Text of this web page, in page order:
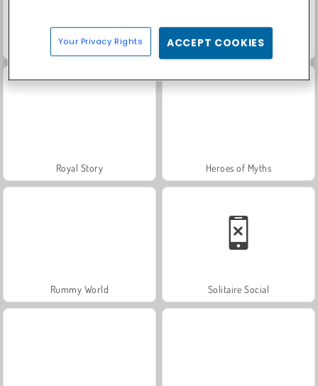
Farm Merge Valley Masha and the Bear: Meadows
Royal Story Heroes of Myths
Rummy World Solitaire Social
Your Privacy Rights ACCEPT COOKIES